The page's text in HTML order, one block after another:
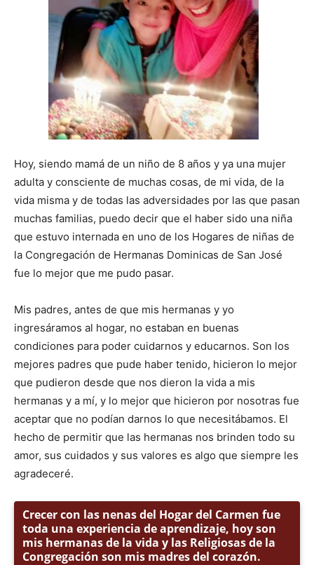
Hoy, siendo mamá de un niño de 8 años y ya una mujer
adulta y consciente de muchas cosas, de mi vida, de la
vida misma y de todas las adversidades por las que pasan
muchas familias, puedo decir que el haber sido una niña
que estuvo internada en uno de los Hogares de niñas de
la Congregación de Hermanas Dominicas de San José
fue lo mejor que me pudo pasar.
Mis padres, antes de que mis hermanas y yo
ingresáramos al hogar, no estaban en buenas
condiciones para poder cuidarnos y educarnos. Son los
mejores padres que pude haber tenido, hicieron lo mejor
que pudieron desde que nos dieron la vida a mis
hermanas y a mí, y lo mejor que hicieron por nosotras fue
aceptar que no podían darnos lo que necesitábamos. El
hecho de permitir que las hermanas nos brinden todo su
amor, sus cuidados y sus valores es algo que siempre les
agradeceré.
Crecer con las nenas del Hogar del Carmen fue
toda una experiencia de aprendizaje, hoy son
mis hermanas de la vida y las Religiosas de la
Congregación son mis madres del corazón.